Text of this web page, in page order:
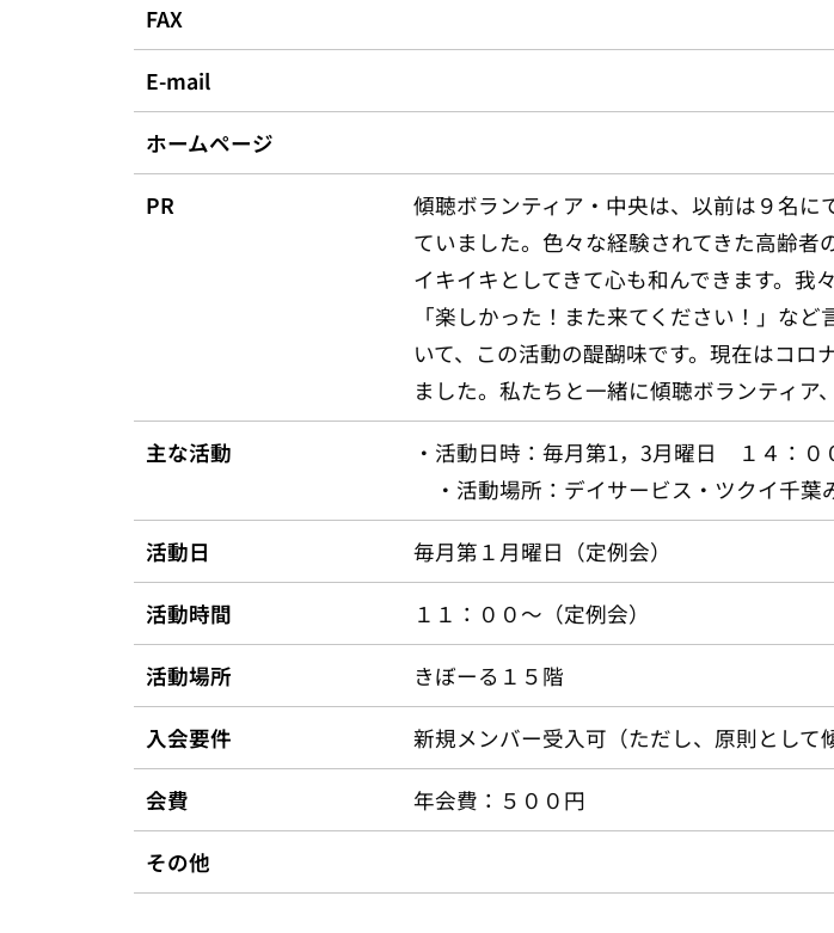
FAX
E-mail
ホームページ
PR
傾聴ボランティア・中央は、以前は９名
ていました。色々な経験されてきた高齢者
イキイキとしてきて心も和んできます。我
「楽しかった！また来てください！」な
いて、この活動の醍醐味です。現在はコ
ました。私たちと一緒に傾聴ボランティア
主な活動
・活動日時：毎月第1，3月曜日 １４：
・活動場所：デイサービス・ツクイ千葉
活動日 毎月第１月曜日（定例会）
活動時間 １１：００～（定例会）
活動場所 きぼーる１５階
入会要件 新規メンバー受入可（ただし、原則として
会費 年会費：５００円
その他